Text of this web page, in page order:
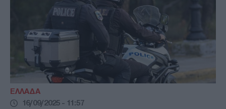
ΕΛΛΑΔΑ
16/09/2025 - 11:57